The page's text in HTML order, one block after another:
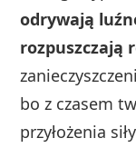
odrywają
rozpuszczają
bo z czasem
przyłożenia